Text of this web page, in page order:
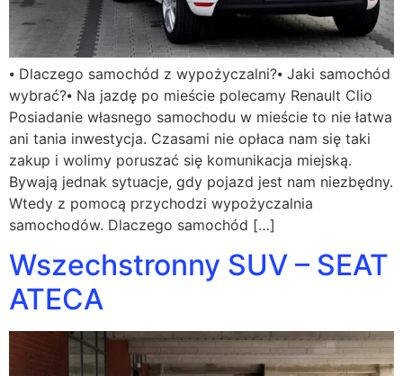
⦁ Dlaczego samochód z wypożyczalni?⦁ Jaki samochód
wybrać?⦁ Na jazdę po mieście polecamy Renault Clio
Posiadanie własnego samochodu w mieście to nie łatwa
ani tania inwestycja. Czasami nie opłaca nam się taki
zakup i wolimy poruszać się komunikacja miejską.
Bywają jednak sytuacje, gdy pojazd jest nam niezbędny.
Wtedy z pomocą przychodzi wypożyczalnia
samochodów. Dlaczego samochód […]
Wszechstronny SUV – SEAT
ATECA